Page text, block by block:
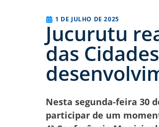
1 DE JULHO DE 2025
Jucurutu
das
Nesta segunda-feira 30
participar de um